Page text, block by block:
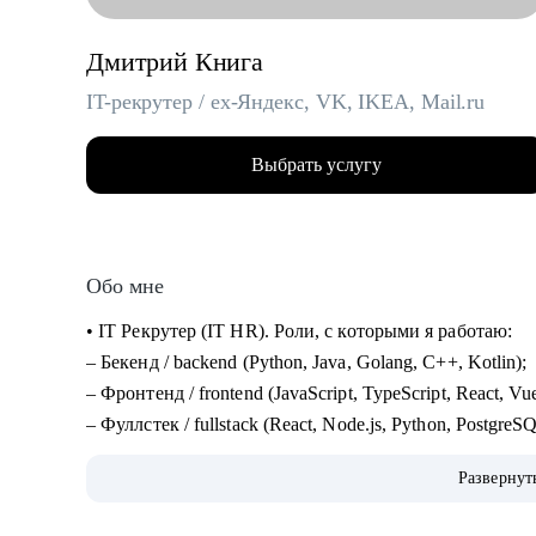
Дмитрий Книга
IT-рекрутер / ex-Яндекс, VK, IKEA, Mail.ru
Выбрать услугу
Обо мне
• IT Рекрутер (IT HR). Роли, с которыми я работаю:
– Бекенд / backend (Python, Java, Golang, C++, Kotlin);
– Фронтенд / frontend (JavaScript, TypeScript, React,
– Фуллстек / fullstack (React, Node.js, Python,
– QA / Тестирование (Manual и Automation: Java,